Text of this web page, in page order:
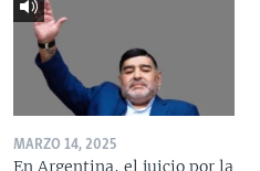
MARZO 14, 2025
En Argentina, el juicio por la